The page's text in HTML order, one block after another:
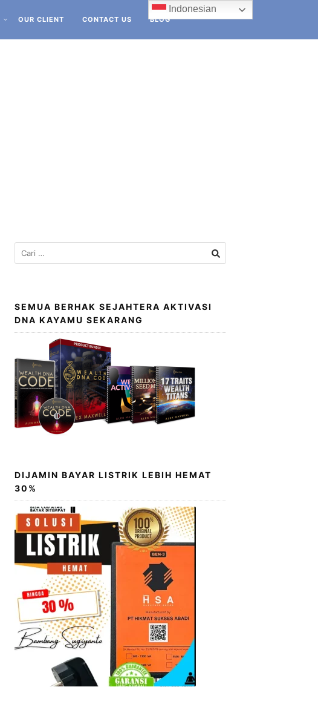
OUR CLIENT CONTACT US BLOG
SEMUA BERHAK SEJAHTERA AKTIVASI
DNA KAYAMU SEKARANG
DIJAMIN BAYAR LISTRIK LEBIH HEMAT
30%
Indonesian